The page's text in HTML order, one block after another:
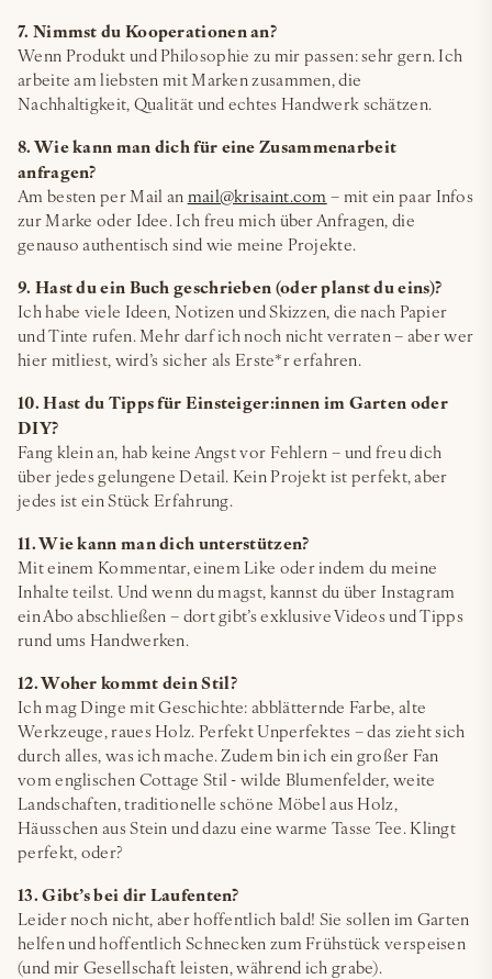
7. Nimmst du Kooperationen an?
Wenn Produkt und Philosophie zu mir passen: sehr gern. Ich
arbeite am liebsten mit Marken zusammen, die
Nachhaltigkeit, Qualität und echtes Handwerk schätzen.
8. Wie kann man dich für eine Zusammenarbeit
anfragen?
Am besten per Mail an mail@krisaint.com – mit ein paar Infos
zur Marke oder Idee. Ich freu mich über Anfragen, die
genauso authentisch sind wie meine Projekte.
9. Hast du ein Buch geschrieben (oder planst du eins)?
Ich habe viele Ideen, Notizen und Skizzen, die nach Papier
und Tinte rufen. Mehr darf ich noch nicht verraten – aber wer
hier mitliest, wird’s sicher als Erste*r erfahren.
10. Hast du Tipps für Einsteiger:innen im Garten oder
DIY?
Fang klein an, hab keine Angst vor Fehlern – und freu dich
über jedes gelungene Detail. Kein Projekt ist perfekt, aber
jedes ist ein Stück Erfahrung.
11. Wie kann man dich unterstützen?
Mit einem Kommentar, einem Like oder indem du meine
Inhalte teilst. Und wenn du magst, kannst du über Instagram
ein Abo abschließen – dort gibt’s exklusive Videos und Tipps
rund ums Handwerken.
12. Woher kommt dein Stil?
Ich mag Dinge mit Geschichte: abblätternde Farbe, alte
Werkzeuge, raues Holz. Perfekt Unperfektes – das zieht sich
durch alles, was ich mache. Zudem bin ich ein großer Fan
vom englischen Cottage Stil - wilde Blumenfelder, weite
Landschaften, traditionelle schöne Möbel aus Holz,
Häusschen aus Stein und dazu eine warme Tasse Tee. Klingt
perfekt, oder?
13. Gibt’s bei dir Laufenten?
Leider noch nicht, aber hoffentlich bald! Sie sollen im Garten
helfen und hoffentlich Schnecken zum Frühstück verspeisen
(und mir Gesellschaft leisten, während ich grabe).